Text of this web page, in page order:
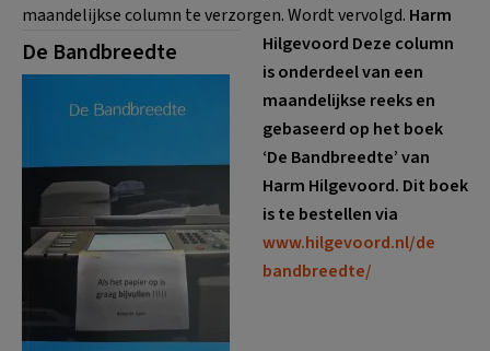
maandelijkse column te verzorgen. Wordt vervolgd. Harm
Hilgevoord
De Bandbreedte
Deze column
is onderdeel van een
maandelijkse reeks en
gebaseerd op het boek
‘De Bandbreedte’ van
Harm Hilgevoord. Dit boek
is te bestellen via
www.hilgevoord.nl/de
bandbreedte/